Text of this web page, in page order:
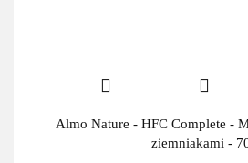
Almo Nature - HFC Complete -
ziemniakami -